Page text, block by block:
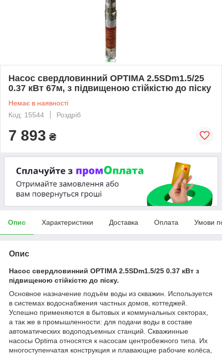
Насос свердловинний OPTIMA 2.5SDm1.5/25
0.37 кВт 67м, з підвищеною стійкістю до піску
Немає в наявності
Код: 15544
Роздріб
7 893 ₴
Опис Характеристики Доставка Оплата Умови
Опис
Насос свердловинний OPTIMA 2.5SDm1.5/25 0.37 кВт з
підвищеною стійкістю до піску.
Основное назначение подъём воды из скважин. Используется
в системах водоснабжения частных домов, коттеджей.
Успешно применяются в бытовых и коммунальных секторах,
а так же в промышленности: для подачи воды в составе
автоматических водоподъемных станций. Скважинные
насосы Optima относятся к насосам центробежного типа. Их
многоступенчатая конструкция и плавающие рабочие колёса,